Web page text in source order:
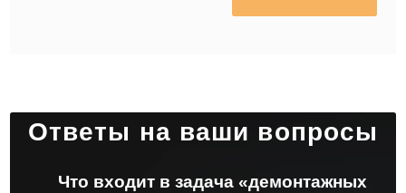
Ответы на ваши вопросы
Что входит в задача «демонтажных